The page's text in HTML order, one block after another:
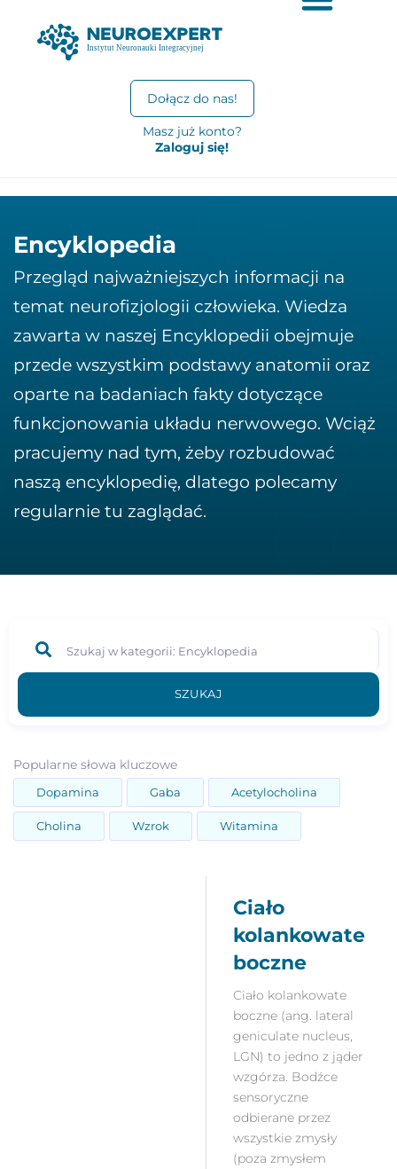
Dołącz do nas!
Masz już konto?
Zaloguj się!
Encyklopedia
Przegląd najważniejszych informacji na
temat neurofizjologii człowieka. Wiedza
zawarta w naszej Encyklopedii obejmuje
przede wszystkim podstawy anatomii oraz
oparte na badaniach fakty dotyczące
funkcjonowania układu nerwowego. Wciąż
pracujemy nad tym, żeby rozbudować
naszą encyklopedię, dlatego polecamy
regularnie tu zaglądać.
SZUKAJ
Popularne słowa kluczowe
Dopamina Gaba Acetylocholina
Cholina Wzrok Witamina
Ciało
kolankowate
boczne
Ciało kolankowate
boczne (ang. lateral
geniculate nucleus,
LGN) to jedno z jąder
wzgórza. Bodźce
sensoryczne
odbierane przez
wszystkie zmysły
(poza zmysłem